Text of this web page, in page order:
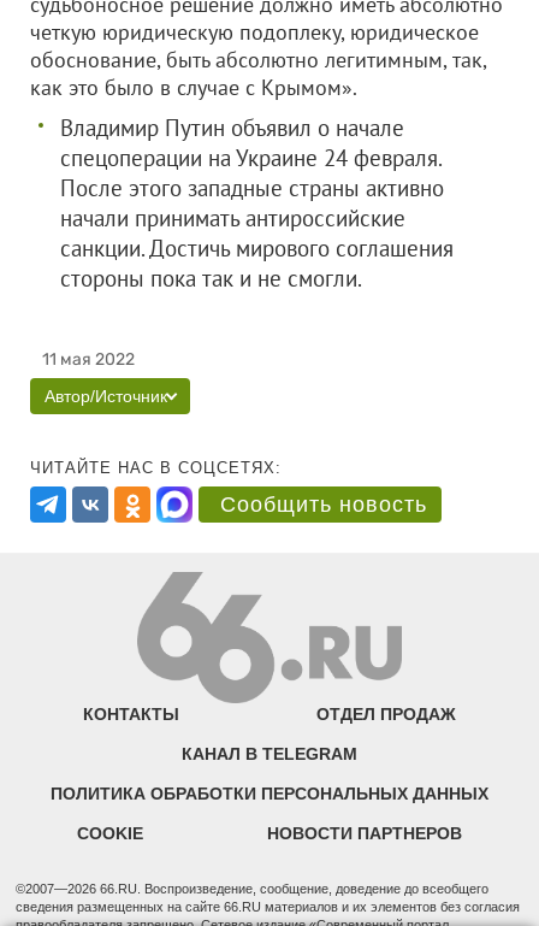
четкую юридическую подоплеку, юридическое
обоснование, быть абсолютно легитимным, так,
как это было в случае с Крымом».
Владимир Путин объявил о начале
спецоперации на Украине 24 февраля.
После этого западные страны активно
начали принимать антироссийские
санкции. Достичь мирового соглашения
стороны пока так и не смогли.
11 мая 2022
Автор/Источник
ЧИТАЙТЕ НАС В СОЦСЕТЯХ:
Сообщить новость
КОНТАКТЫ ОТДЕЛ ПРОДАЖ
КАНАЛ В TELEGRAM
ПОЛИТИКА ОБРАБОТКИ ПЕРСОНАЛЬНЫХ ДАННЫХ
COOKIE НОВОСТИ ПАРТНЕРОВ
©2007—2026 66.RU. Воспроизведение, сообщение, доведение до всеобщего
сведения размещенных на сайте 66.RU материалов и их элементов без согласия